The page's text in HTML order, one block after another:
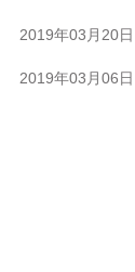
2019年03月20日
2019年03月06日